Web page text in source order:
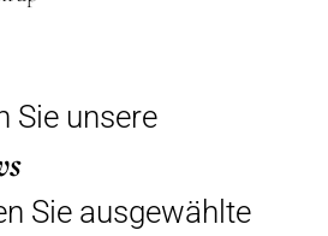
Sie unsere
Sie ausgewählte